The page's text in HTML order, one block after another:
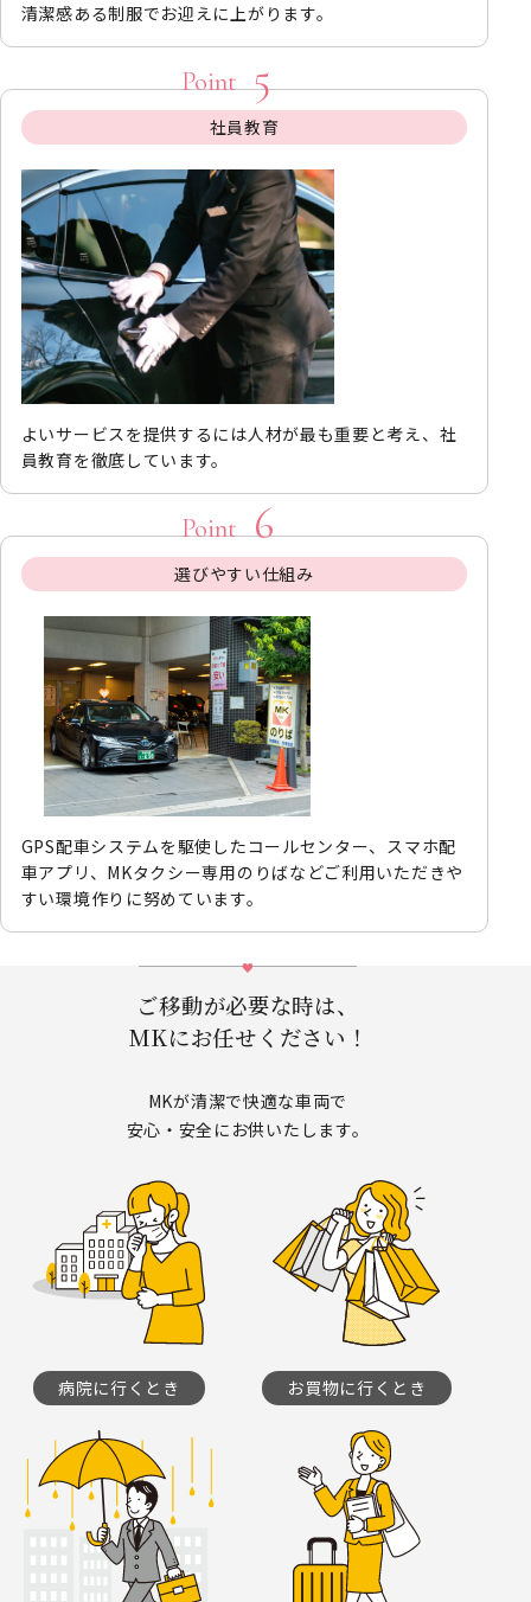
清潔感ある制服でお迎えに上がります。
社員教育
よいサービスを提供するには人材が最も重要と考え、社
員教育を徹底しています。
選びやすい仕組み
GPS配車システムを駆使したコールセンター、スマホ配
車アプリ、MKタクシー専用のりばなどご利用いただきや
すい環境作りに努めています。
ご移動が必要な時は、
MKにお任せください！
MKが清潔で快適な車両で
安心・安全にお供いたします。
病院に行くとき お買物に行くとき